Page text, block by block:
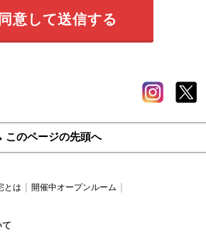
同意して送信する
このページの先頭へ
とは
開催中オープンルーム